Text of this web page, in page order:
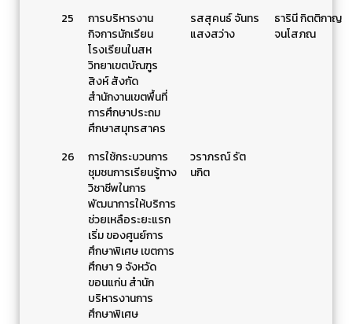
25
การบริหารงาน
กิจการนักเรียน
โรงเรียนในสห
วิทยาเขตบัณฑูร
สิงห์ สังกัด
สำนักงานเขตพื้นที่
การศึกษาประถม
ศึกษาสมุทรสาคร
รสสุคนธ์ จันทร
แสงสว่าง
ธารินี กิตติกาญ
จนโสภณ
26
การใช้กระบวนการ
ชุมชนการเรียนรู้ทาง
วิชาชีพในการ
พัฒนาการให้บริการ
ช่วยเหลือระยะแรก
เริ่ม ของศูนย์การ
ศึกษาพิเศษ เขตการ
ศึกษา 9 จังหวัด
ขอนแก่น สำนัก
บริหารงานการ
ศึกษาพิเศษ
วราภรณ์ รัต
นกิต